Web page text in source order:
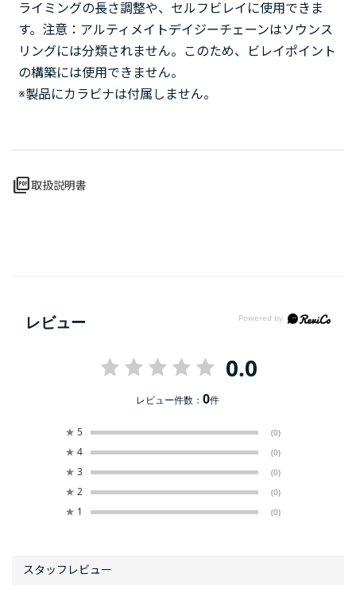
ライミングの長さ調整や、セルフビレイに使用できま
す。注意：アルティメイトデイジーチェーンはソウンス
リングには分類されません。このため、ビレイポイント
の構築には使用できません。
※製品にカラビナは付属しません。
picture_as_pdf取扱説明書
レビュー
0.0
レビュー件数：0件
★ 5 (0)
★ 4 (0)
★ 3 (0)
★ 2 (0)
★ 1 (0)